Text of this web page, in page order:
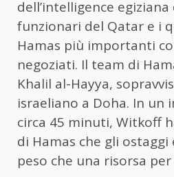
dell’intelligence
funzionari del Qatar e i
Hamas più importanti
negoziati. Il team di
Khalil al-Hayya,
israeliano a Doha. In
circa 45 minuti, Witkoff
di Hamas che gli
peso che una risorsa per